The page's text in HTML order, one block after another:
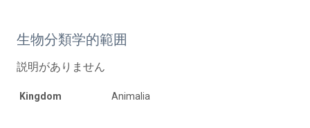
生物分類学的範囲
説明がありません
Kingdom Animalia